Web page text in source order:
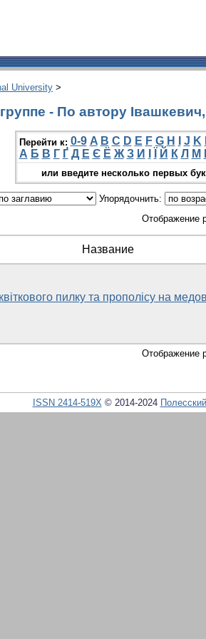
University >
- По автору
Перейти к: 0-9 A B C D E F G H J K
А Б В Г Ґ Д Е Є Ё Ж З И Й К Л М
или введите несколько первых
Упорядочнить:
Отображение
Название
пилку та прополісу на
Отображение
ISSN 2414-519X© 2014-2024